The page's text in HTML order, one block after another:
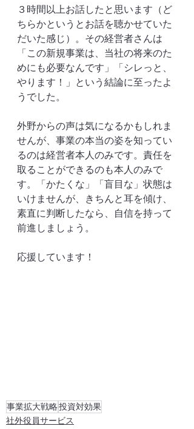
３時間以上お話したと思います（ど
ちらかというとお話を聴かせていた
だいた感じ）。その経営者さんは
「この新規事業は、当社の将来のた
めにも必要なんです」「シレっと、
やります！」という結論に至ったよ
うでした。
外野からの声は気になるかもしれま
せんが、事業の本当の姿を知ってい
るのは経営者本人のみです。責任を
取ることができるのも本人のみで
す。「かたくな」「盲目な」状態は
いけませんが、きちんと耳を傾け、
素直に判断したなら、自信を持って
前進しましょう。
応援しています！
事業拡大戦略投資対効果
社外役員サービス